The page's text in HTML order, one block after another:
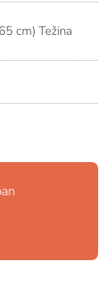
cm) Težina